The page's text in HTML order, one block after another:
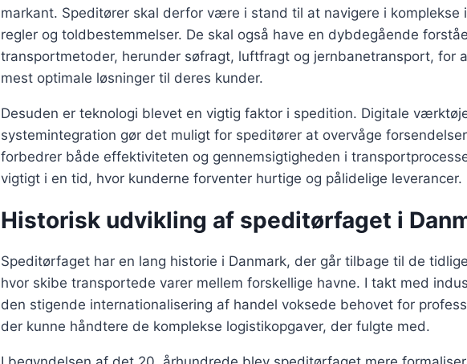
markant. Speditører skal derfor være i stand til at navigere i komplekse
regler og toldbestemmelser. De skal også have en dybdegående
transportmetoder, herunder søfragt, luftfragt og jernbanetransport, for
mest optimale løsninger til deres kunder.
Desuden er teknologi blevet en vigtig faktor i spedition. Digitale
systemintegration gør det muligt for speditører at overvåge
forbedrer både effektiviteten og gennemsigtigheden i
vigtigt i en tid, hvor kunderne forventer hurtige og pålidelige leverancer.
Historisk udvikling af speditørfaget i
Speditørfaget har en lang historie i Danmark, der går tilbage til de
hvor skibe transportede varer mellem forskellige havne. I takt med
den stigende internationalisering af handel voksede behovet for
der kunne håndtere de komplekse logistikopgaver, der fulgte med.